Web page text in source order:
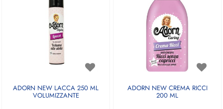
ADORN NEW LACCA 250 ML
VOLUMIZZANTE
ADORN NEW CREMA RICCI
200 ML